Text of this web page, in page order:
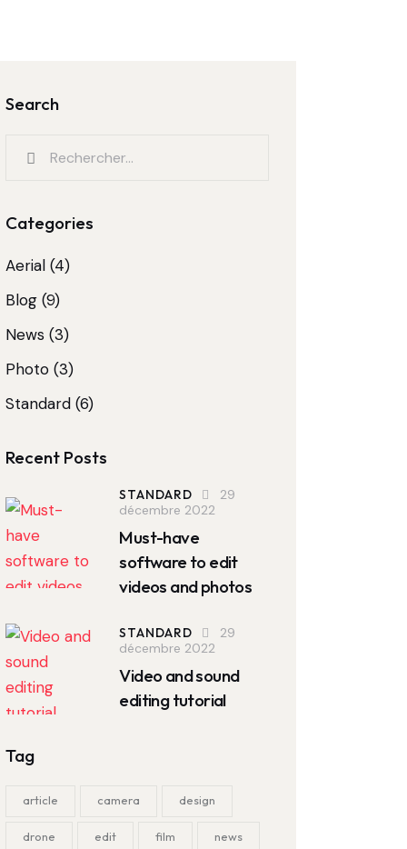
Search
Categories
Aerial (4)
Blog (9)
News (3)
Photo (3)
Standard (6)
Recent Posts
STANDARD
29
décembre 2022
Must-have
software to edit
videos and photos
STANDARD
29
décembre 2022
Video and sound
editing tutorial
Tag
article camera design
drone edit film news